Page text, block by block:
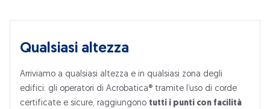
Qualsiasi altezza
Arriviamo a qualsiasi altezza e in qualsiasi zona degli
edifici: gli operatori di Acrobatica® tramite l’uso di corde
certificate e sicure, raggiungono tutti i punti con facilità